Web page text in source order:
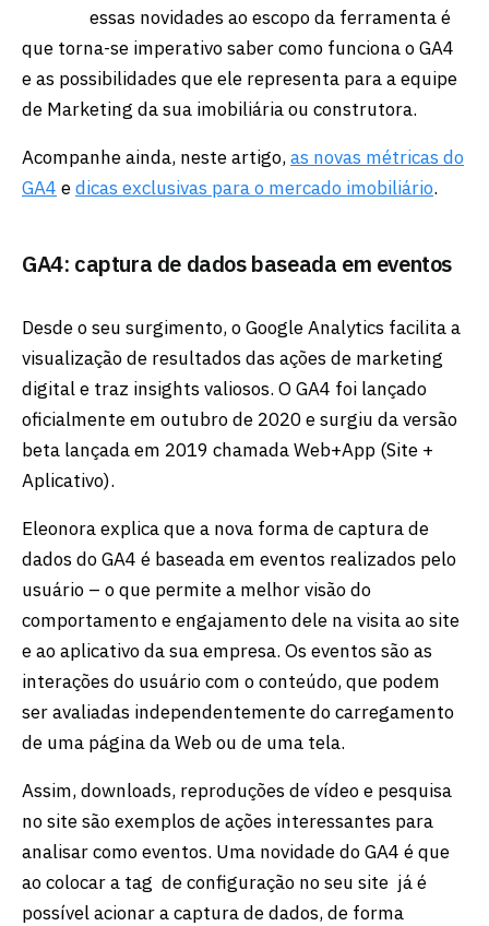
essas novidades ao escopo da ferramenta é
que torna-se imperativo saber como funciona o GA4
e as possibilidades que ele representa para a equipe
de Marketing da sua imobiliária ou construtora.
Acompanhe ainda, neste artigo,as novas métricas do
GA4 edicas exclusivas para o mercado imobiliário.
GA4: captura de dados baseada em eventos
Desde o seu surgimento, o Google Analytics facilita a
visualização de resultados das ações de marketing
digital e traz insights valiosos. O GA4 foi lançado
oficialmente em outubro de 2020 e surgiu da versão
beta lançada em 2019 chamada Web+App (Site +
Aplicativo).
Eleonora explica que a nova forma de captura de
dados do GA4 é baseada em eventos realizados pelo
usuário – o que permite a melhor visão do
comportamento e engajamento dele na visita ao site
e ao aplicativo da sua empresa. Os eventos são as
interações do usuário com o conteúdo, que podem
ser avaliadas independentemente do carregamento
de uma página da Web ou de uma tela.
Assim, downloads, reproduções de vídeo e pesquisa
no site são exemplos de ações interessantes para
analisar como eventos. Uma novidade do GA4 é que
ao colocar a tag de configuração no seu site já é
possível acionar a captura de dados, de forma